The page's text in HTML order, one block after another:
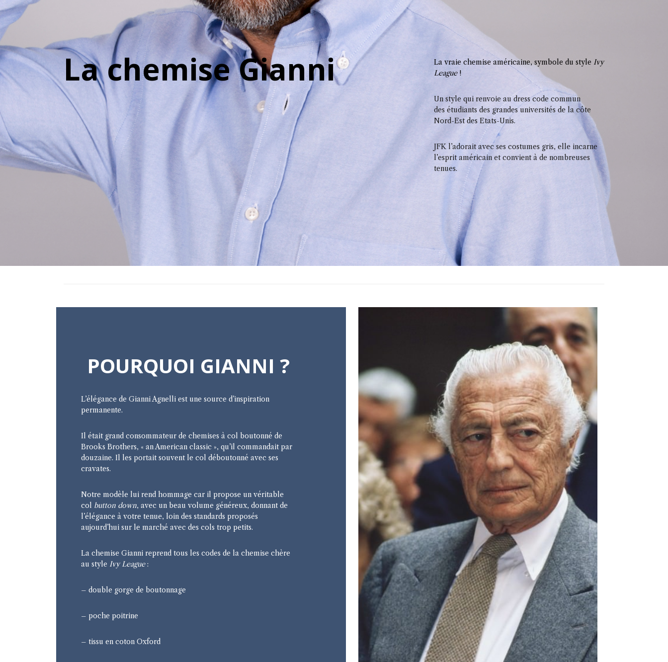
La chemise Gianni La vraie chemise américaine, symbole du style Ivy
League!
Un style qui renvoie au dress code commun
des étudiants des grandes universités de la côte
Nord-Est des Etats-Unis.
JFK l’adorait avec ses costumes gris, elle incarne
l’esprit américain et convient à de nombreuses
tenues.
POURQUOI GIANNI ?
L’élégance de Gianni Agnelli est une source d’inspiration
permanente.
Il était grand consommateur de chemises à col boutonné de
Brooks Brothers, « an American classic », qu’il commandait par
douzaine. Il les portait souvent le col déboutonné avec ses
cravates.
Notre modèle lui rend hommage car il propose un véritable
col button down, avec un beau volume généreux, donnant de
l’élégance à votre tenue, loin des standards proposés
aujourd’hui sur le marché avec des cols trop petits.
La chemise Gianni reprend tous les codes de la chemise chère
au style Ivy League:
– double gorge de boutonnage
– poche poitrine
– tissu en coton Oxford